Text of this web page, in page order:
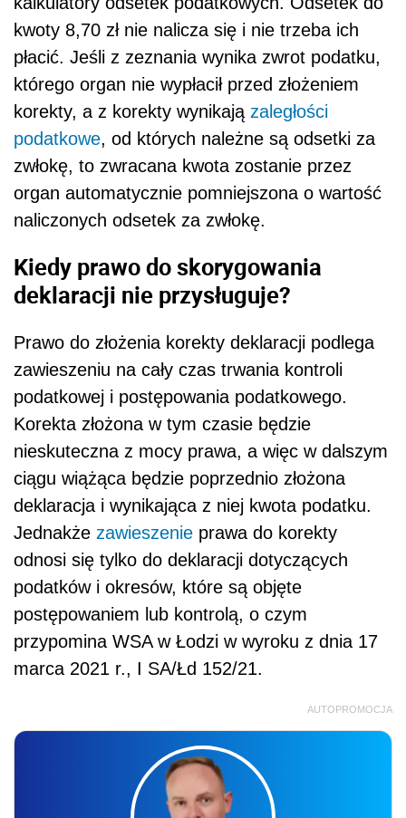
kwoty 8,70 zł nie nalicza się i nie trzeba ich
płacić. Jeśli z zeznania wynika zwrot podatku,
którego organ nie wypłacił przed złożeniem
korekty, a z korekty wynikają zaległości
podatkowe, od których należne są odsetki za
zwłokę, to zwracana kwota zostanie przez
organ automatycznie pomniejszona o wartość
naliczonych odsetek za zwłokę.
Kiedy prawo do skorygowania
deklaracji nie przysługuje?
Prawo do złożenia korekty deklaracji podlega
zawieszeniu na cały czas trwania kontroli
podatkowej i postępowania podatkowego.
Korekta złożona w tym czasie będzie
nieskuteczna z mocy prawa, a więc w dalszym
ciągu wiążąca będzie poprzednio złożona
deklaracja i wynikająca z niej kwota podatku.
Jednakże zawieszenie prawa do korekty
odnosi się tylko do deklaracji dotyczących
podatków i okresów, które są objęte
postępowaniem lub kontrolą, o czym
przypomina WSA w Łodzi w wyroku z dnia 17
marca 2021 r., I SA/Łd 152/21.
AUTOPROMOCJA